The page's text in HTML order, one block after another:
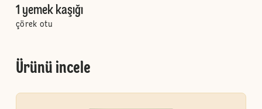
1 yemek kaşığı
çörek otu
Ürünü incele